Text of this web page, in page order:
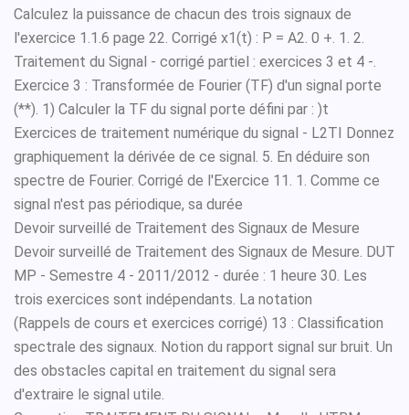
Calculez la puissance de chacun des trois signaux de
l'exercice 1.1.6 page 22. Corrigé x1(t) : P = A2. 0 +. 1. 2.
Traitement du Signal - corrigé partiel : exercices 3 et 4 -.
Exercice 3 : Transformée de Fourier (TF) d'un signal porte
(**). 1) Calculer la TF du signal porte défini par : )t
Exercices de traitement numérique du signal - L2TI Donnez
graphiquement la dérivée de ce signal. 5. En déduire son
spectre de Fourier. Corrigé de l'Exercice 11. 1. Comme ce
signal n'est pas périodique, sa durée
Devoir surveillé de Traitement des Signaux de Mesure
Devoir surveillé de Traitement des Signaux de Mesure. DUT
MP - Semestre 4 - 2011/2012 - durée : 1 heure 30. Les
trois exercices sont indépendants. La notation
(Rappels de cours et exercices corrigé) 13 : Classification
spectrale des signaux. Notion du rapport signal sur bruit. Un
des obstacles capital en traitement du signal sera
d'extraire le signal utile.